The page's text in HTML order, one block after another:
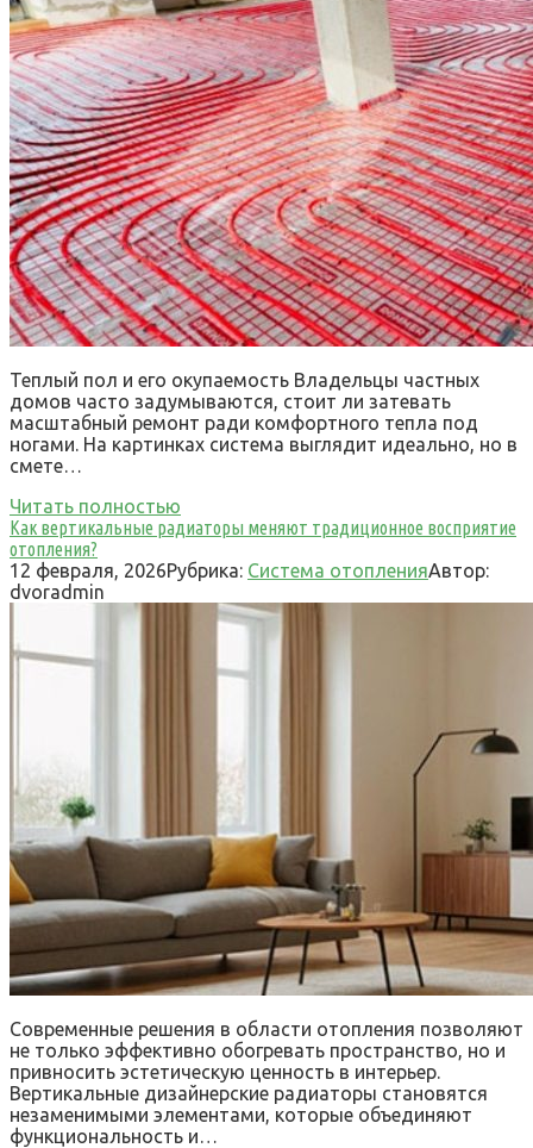
Теплый пол и его окупаемость Владельцы частных
домов часто задумываются, стоит ли затевать
масштабный ремонт ради комфортного тепла под
ногами. На картинках система выглядит идеально, но в
смете…
Читать полностью
Как вертикальные радиаторы меняют традиционное восприятие
отопления?
12 февраля, 2026Рубрика: Система отопленияАвтор:
dvoradmin
Современные решения в области отопления позволяют
не только эффективно обогревать пространство, но и
привносить эстетическую ценность в интерьер.
Вертикальные дизайнерские радиаторы становятся
незаменимыми элементами, которые объединяют
функциональность и…